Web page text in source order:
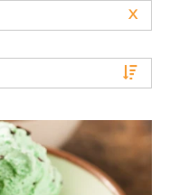
X